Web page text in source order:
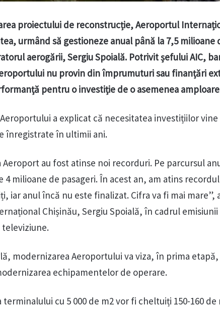
proiectului de reconstrucție, Aeroportul
urmând să gestioneze anual până la 7,5 milioane
aerogării, Sergiu Spoială. Potrivit șefului AIC,
nu provin din împrumuturi sau finanțări
pentru o investiție de o asemenea
a explicat că necesitatea investițiilor
înregistrate în ultimii ani.
Aeroport au fost atinse noi recorduri. Pe parcursul
4 milioane de pasageri. În acest an, am atins
iar anul încă nu este finalizat. Cifra va fi mai mare”,
Chișinău, Sergiu Spoială, în cadrul emisiunii
modernizarea Aeroportului va viza, în prima
echipamentelor de operare.
cu 5 000 de m2 vor fi cheltuiți 150-160